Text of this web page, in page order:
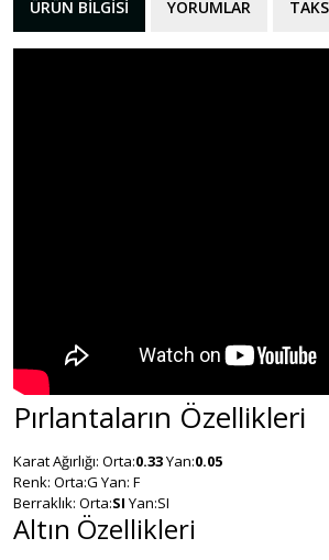
ÜRÜN BILGISI YORUMLAR
Pırlantaların Özellikleri
Karat Ağırlığı: Orta:0.33Yan:0.05
Renk: Orta:G Yan: F
Berraklık: Orta:SI Yan:SI
Altın Özellikleri